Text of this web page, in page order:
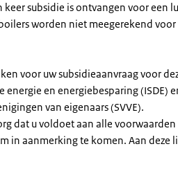
subsidie is ontvangen voor een
worden niet meegerekend voor
voor uw subsidieaanvraag voor
en energiebesparing (ISDE)
van eigenaars (SVVE).
dat u voldoet aan alle voorwaarden
in aanmerking te komen. Aan deze